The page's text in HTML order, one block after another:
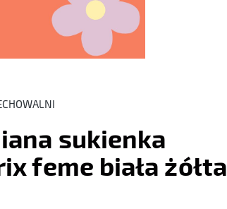
sukienka
feme biała żółta